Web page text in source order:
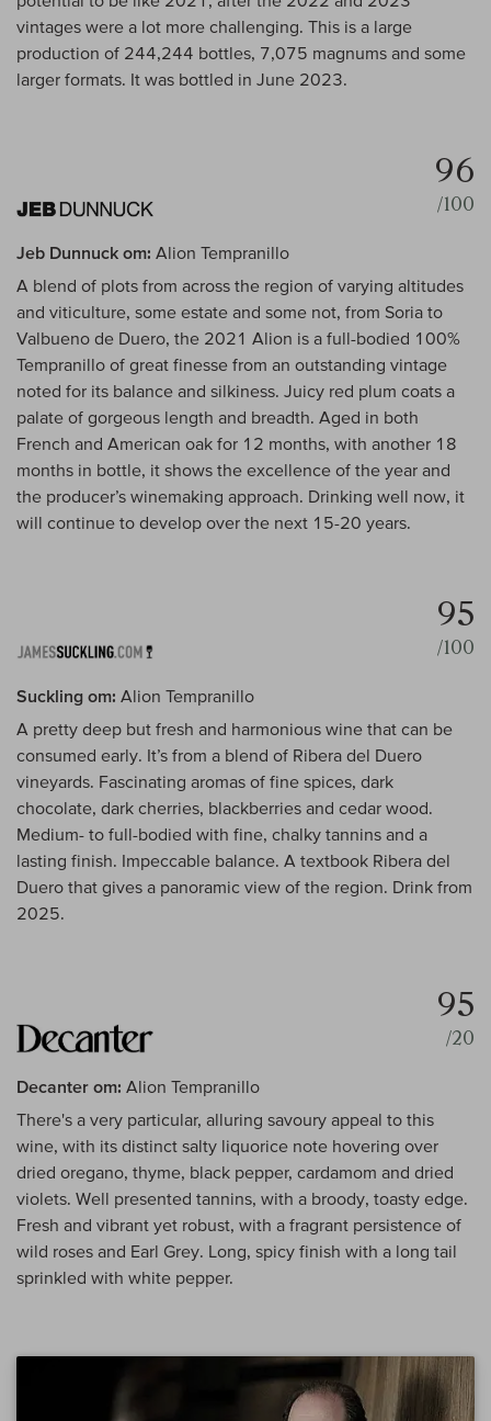
vintages were a lot more challenging. This is a large
production of 244,244 bottles, 7,075 magnums and some
larger formats. It was bottled in June 2023.
96
/100
Jeb Dunnuck om: Alion Tempranillo
A blend of plots from across the region of varying altitudes
and viticulture, some estate and some not, from Soria to
Valbueno de Duero, the 2021 Alion is a full-bodied 100%
Tempranillo of great finesse from an outstanding vintage
noted for its balance and silkiness. Juicy red plum coats a
palate of gorgeous length and breadth. Aged in both
French and American oak for 12 months, with another 18
months in bottle, it shows the excellence of the year and
the producer’s winemaking approach. Drinking well now, it
will continue to develop over the next 15-20 years.
95
/100
Suckling om: Alion Tempranillo
A pretty deep but fresh and harmonious wine that can be
consumed early. It’s from a blend of Ribera del Duero
vineyards. Fascinating aromas of fine spices, dark
chocolate, dark cherries, blackberries and cedar wood.
Medium- to full-bodied with fine, chalky tannins and a
lasting finish. Impeccable balance. A textbook Ribera del
Duero that gives a panoramic view of the region. Drink from
2025.
95
/20
Decanter om: Alion Tempranillo
There's a very particular, alluring savoury appeal to this
wine, with its distinct salty liquorice note hovering over
dried oregano, thyme, black pepper, cardamom and dried
violets. Well presented tannins, with a broody, toasty edge.
Fresh and vibrant yet robust, with a fragrant persistence of
wild roses and Earl Grey. Long, spicy finish with a long tail
sprinkled with white pepper.